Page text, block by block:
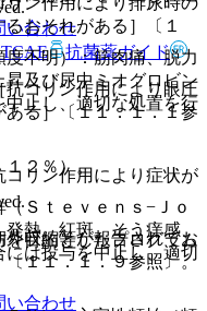
おそれがある］〔１
コリン作用により眼圧
る］〔１１．１．１参
リン作用により症状が
収縮等が報告されてお
１１．１．９参照〕。
不明）：筋肉痛、脱力
及び尿中ミオグロビン
中止し、適切な処置を行
２％）。
Ｓｔｅｖｅｎｓ−Ｊｏ
熱、紅斑、そう痒感、
は投与を中止し、適切
い合わせ
抗菌薬ガイド
目的としたプログラム
い合わせ